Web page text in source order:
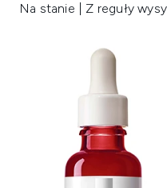
Na stanie | Z reguły